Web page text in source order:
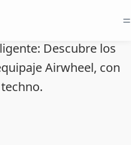
=
Descubre los
Airwheel, con